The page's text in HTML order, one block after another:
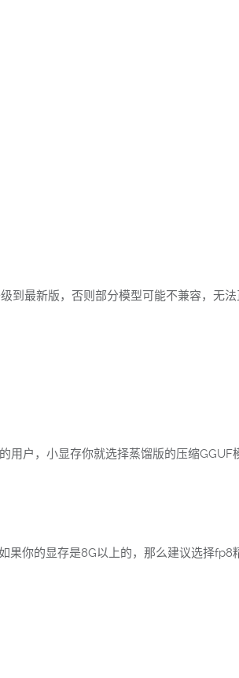
到最新版，否则部分模型可能不兼容，无
用户，小显存你就选择蒸馏版的压缩GGUF
你的显存是8G以上的，那么建议选择